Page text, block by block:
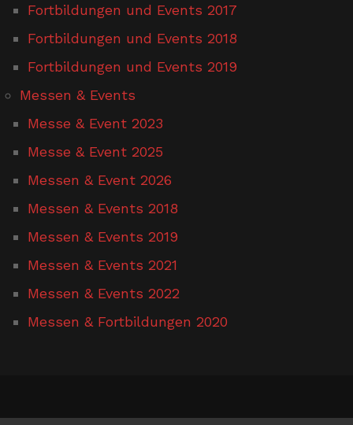
Fortbildungen und Events 2017
Fortbildungen und Events 2018
Fortbildungen und Events 2019
Messen & Events
Messe & Event 2023
Messe & Event 2025
Messen & Event 2026
Messen & Events 2018
Messen & Events 2019
Messen & Events 2021
Messen & Events 2022
Messen & Fortbildungen 2020